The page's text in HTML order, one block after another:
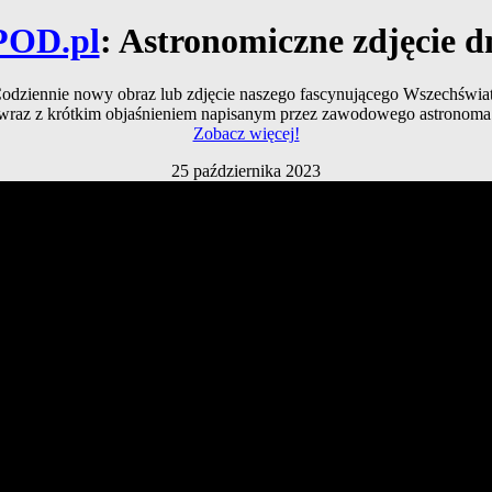
: Astronomiczne zdjęcie
nowy obraz lub zdjęcie naszego fascynującego
z krótkim objaśnieniem napisanym przez zawodowego
Zobacz więcej!
25 października 2023